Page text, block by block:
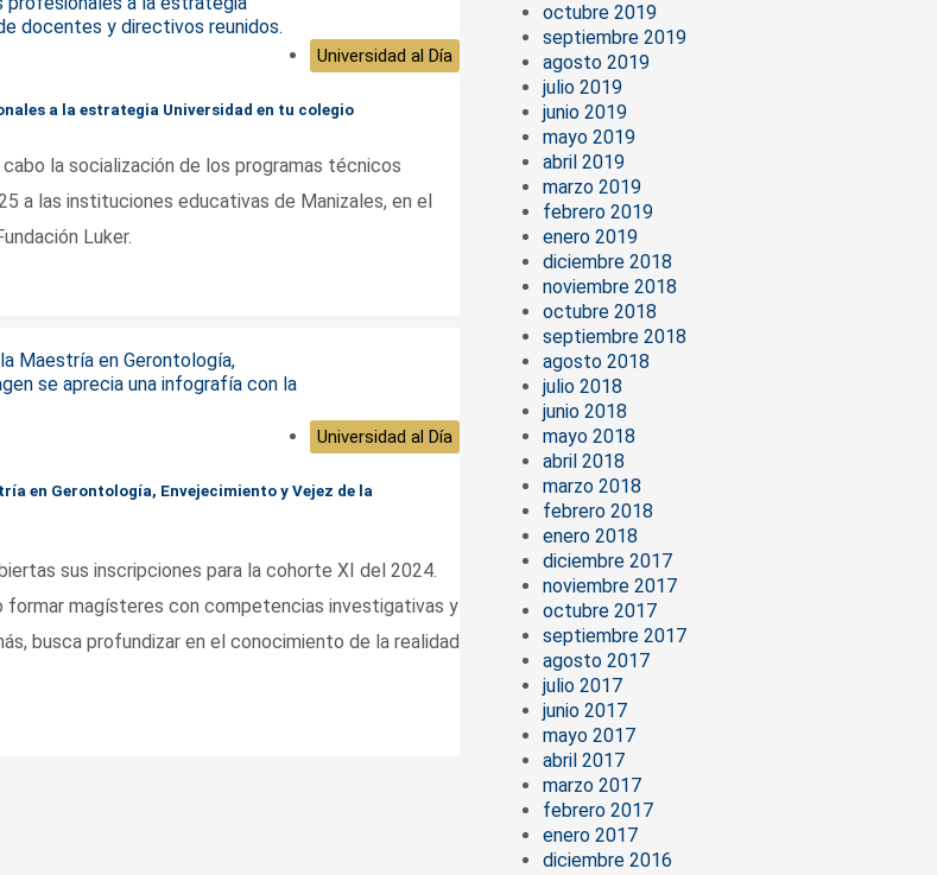
Universidad al Día
a la estrategia Universidad en tu colegio
la socialización de los programas técnicos
a las instituciones educativas de Manizales, en el
Luker.
Universidad al Día
en Gerontología, Envejecimiento y Vejez de la
sus inscripciones para la cohorte XI del 2024.
magísteres con competencias investigativas y
busca profundizar en el conocimiento de la realidad
octubre 2019
septiembre 2019
agosto 2019
julio 2019
junio 2019
mayo 2019
abril 2019
marzo 2019
febrero 2019
enero 2019
diciembre 2018
noviembre 2018
octubre 2018
septiembre 2018
agosto 2018
julio 2018
junio 2018
mayo 2018
abril 2018
marzo 2018
febrero 2018
enero 2018
diciembre 2017
noviembre 2017
octubre 2017
septiembre 2017
agosto 2017
julio 2017
junio 2017
mayo 2017
abril 2017
marzo 2017
febrero 2017
enero 2017
diciembre 2016